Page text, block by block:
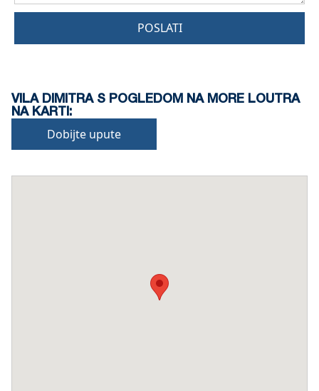
POSLATI
VILA DIMITRA S POGLEDOM NA MORE LOUTRA
NA KARTI:
Dobijte upute